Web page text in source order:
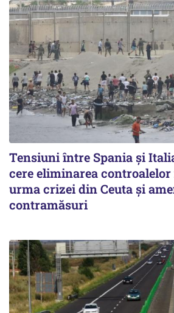
Tensiuni între Spania și
cere eliminarea
urma crizei din Ceuta și
contramăsuri